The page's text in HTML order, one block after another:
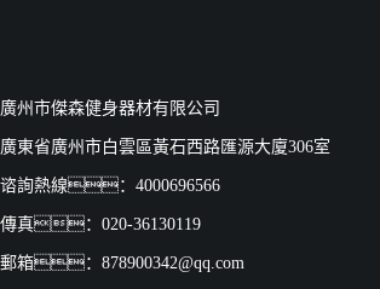
廣州市傑森健身器材有限公司
廣東省廣州市白雲區黃石西路匯源大廈306室
谘詢熱線：4000696566
傳真：020-36130119
郵箱：878900342@qq.com